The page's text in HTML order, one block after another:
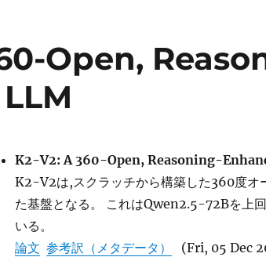
Open,
K2-V2: A 360-Open, Reasoning-
K2-V2は,スクラッチから構築した360度オ
た基盤となる。 これはQwen2.5-72Bを上
いる。
論文 参考訳（メタデータ）
(Fri, 05 Dec